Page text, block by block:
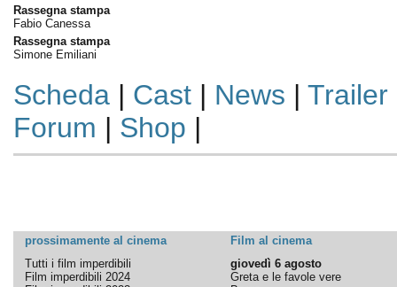
Rassegna stampa
Fabio Canessa
Rassegna stampa
Simone Emiliani
Scheda| Cast| News | Trailer
Forum | Shop |
prossimamente al cinema
Film al cinema
Tutti i film imperdibili
Film imperdibili 2024
giovedì 6 agosto
Greta e le favole vere